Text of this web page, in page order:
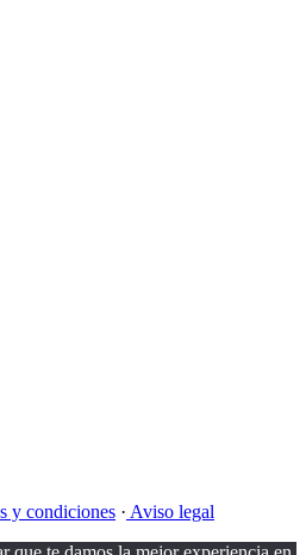
y condiciones · Aviso legal